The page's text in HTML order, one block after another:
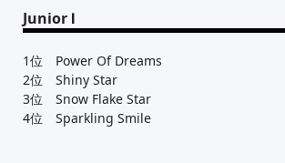
Junior Ⅰ
1位 Power Of Dreams
2位 Shiny Star
3位 Snow Flake Star
4位 Sparkling Smile